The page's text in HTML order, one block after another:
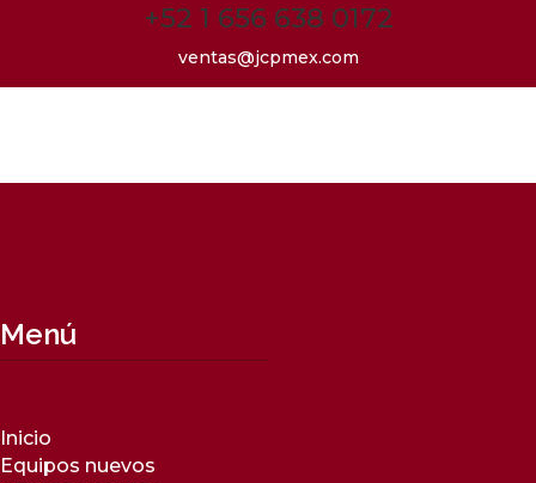
+52 1 656 638 0172
ventas@jcpmex.com
Menú
Inicio
Equipos nuevos